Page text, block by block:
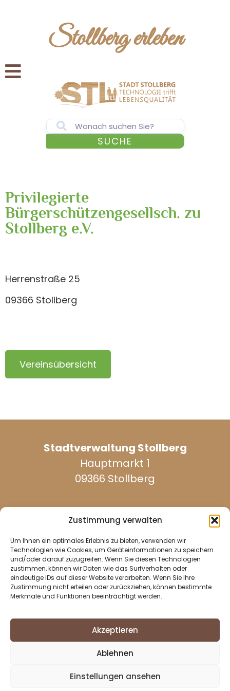
Zustimmung verwalten
Um Ihnen ein optimales Erlebnis zu bieten, verwenden wir
Technologien wie Cookies, um Geräteinformationen zu speichern
und/oder darauf zuzugreifen. Wenn Sie diesen Technologien
zustimmen, können wir Daten wie das Surfverhalten oder
eindeutige IDs auf dieser Website verarbeiten. Wenn Sie Ihre
Zustimmung nicht erteilen oder zurückziehen, können bestimmte
Merkmale und Funktionen beeinträchtigt werden.
Akzeptieren
Ablehnen
Einstellungen ansehen
Stollberg erleben
SUCHE
Privilegierte
Bürgerschützengesellsch. zu
Stollberg e.V.
Herrenstraße 25
09366 Stollberg
Vereinsübersicht
Stadtverwaltung Stollberg
Hauptmarkt 1
09366 Stollberg
werktags erreichbar:
037296 940
037296 2437
info@stollberg-erzgebirge.de
Impressum
Cookie-Richtlinie (EU)